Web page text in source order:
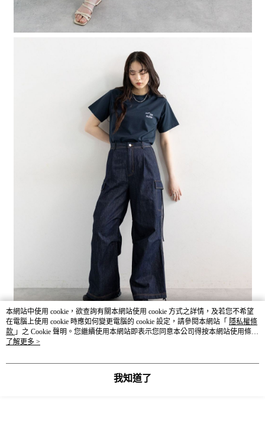
本網站中使用 cookie，欲查詢有關本網站使用 cookie 方式之詳情，及若您不希望
在電腦上使用 cookie 時應如何變更電腦的 cookie 設定，請參閱本網站「 隱私權條
款 」之 Cookie 聲明。您繼續使用本網站即表示您同意本公司得按本網站使用條款
之 Cookie 聲明使用 cookie。
了解更多 >
我知道了